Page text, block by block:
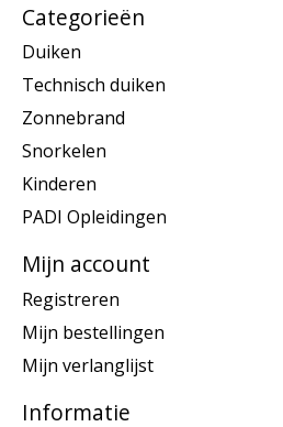
Categorieën
Duiken
Technisch duiken
Zonnebrand
Snorkelen
Kinderen
PADI Opleidingen
Mijn account
Registreren
Mijn bestellingen
Mijn verlanglijst
Informatie